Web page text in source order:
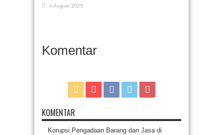
4 August 2025
Komentar
KOMENTAR
Korupsi Pengadaan Barang dan Jasa di